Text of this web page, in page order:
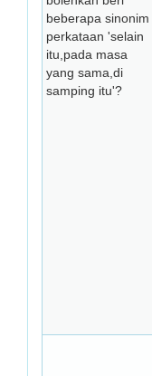
beberapa sinonim
perkataan 'selain
itu,pada masa
yang sama,di
samping itu'?